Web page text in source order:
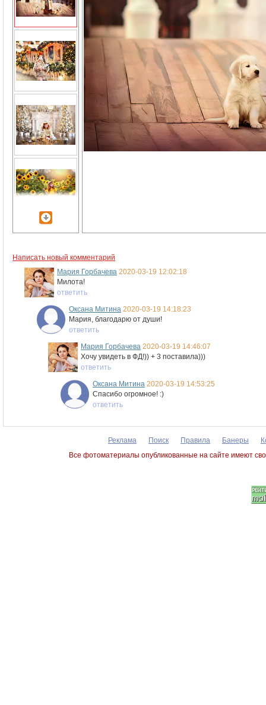
Написать новый комментарий
Мария Горбачева 2020-03-19 12:02:18
Милота!
ответить
Оксана Митина 2020-03-19 14:18:23
Мария, благодарю от души!
ответить
Мария Горбачева 2020-03-19 14:46:07
Хочу увидеть в ФД!)) + 3 поставила)))
ответить
Оксана Митина 2020-03-19 14:53:25
Спасибо огромное! :)
ответить
Реклама Поиск Правила Банеры
Все фотоматериалы опубликованные на сайте имеют